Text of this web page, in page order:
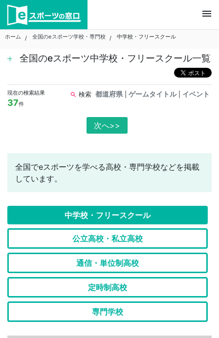
Skip
content
menu
ホーム 全国のeスポーツ学校・専門校 中学校・フリースクール
全国のeスポーツ中学校・フリースクール一覧
現在の検索結果
37件
search 検索 都道府県 ゲームタイトル イベント
次へ>>
全国でeスポーツを学べる高校・専門学校などを掲載
しています。
中学校・フリースクール
公立高校・私立高校
通信・単位制高校
定時制高校
専門学校